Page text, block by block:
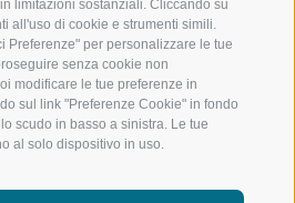
limitazioni sostanziali. Cliccando su
all'uso di cookie e strumenti simili.
Preferenze" per personalizzare le tue
senza cookie non
modificare le tue preferenze in
sul link "Preferenze Cookie" in fondo
scudo in basso a sinistra. Le tue
al solo dispositivo in uso.